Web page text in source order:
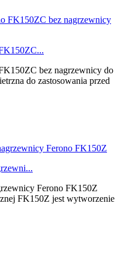
bez nagrzewnicy do
do zastosowania przed
Ferono FK150Z
FK150Z jest wytworzenie